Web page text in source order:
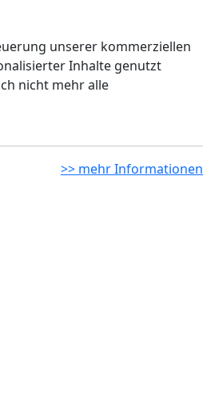
unserer kommerziellen
Inhalte genutzt
nicht mehr alle
>> mehr Informationen